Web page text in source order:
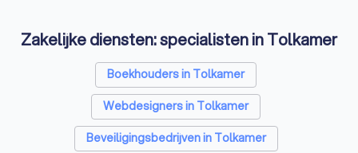
Zakelijke diensten: specialisten in Tolkamer
Boekhouders in Tolkamer
Webdesigners in Tolkamer
Beveiligingsbedrijven in Tolkamer